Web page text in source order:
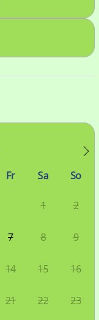
Fr Sa So
1 2
7 8 9
14 15 16
21 22 23